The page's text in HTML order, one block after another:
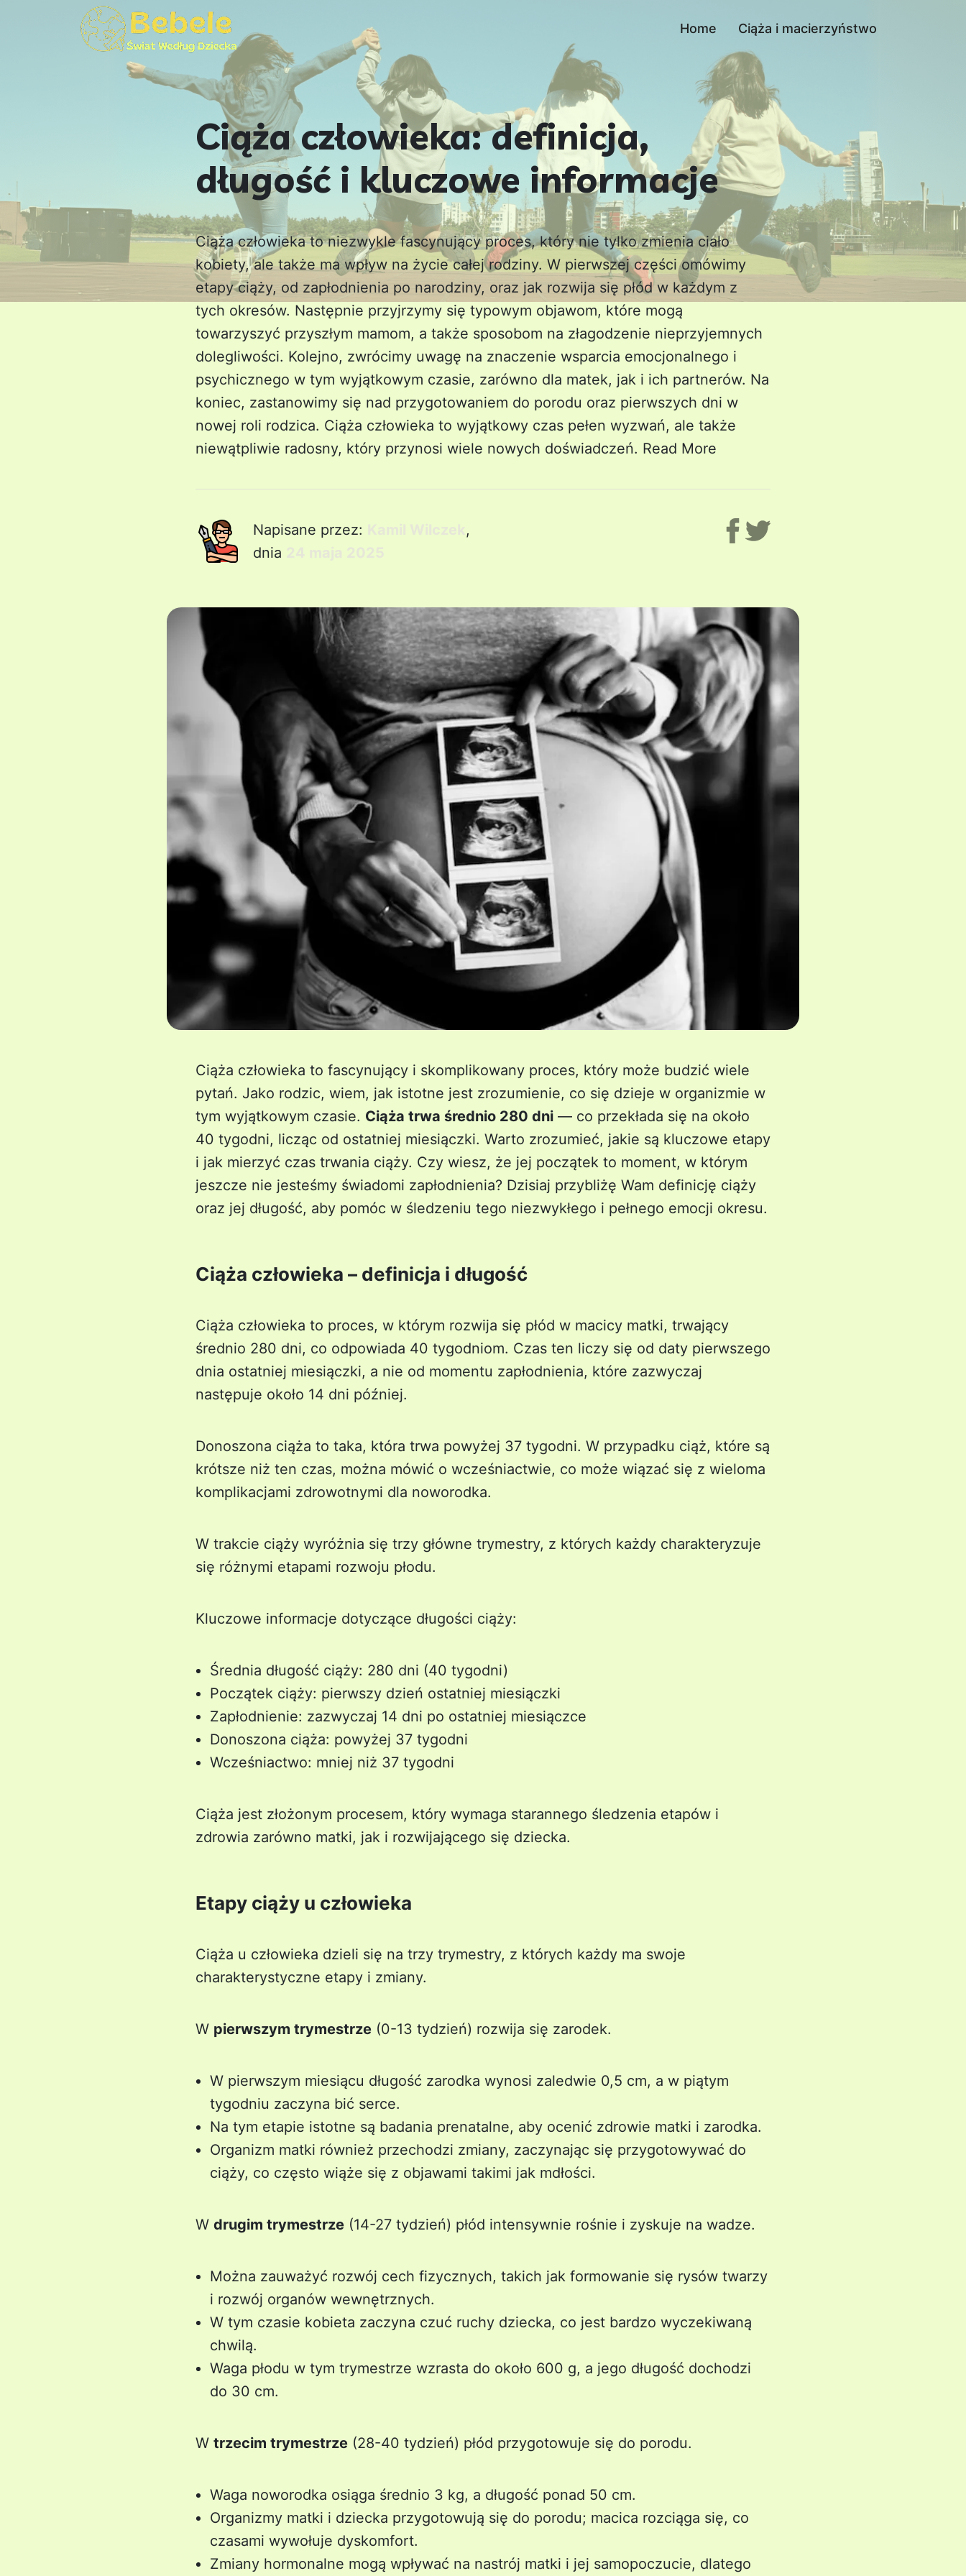
Home Ciąża i macierzyństwo
Ciąża człowieka: definicja,
długość i kluczowe informacje
Ciąża człowieka to niezwykle fascynujący proces, który nie tylko zmienia ciało
kobiety, ale także ma wpływ na życie całej rodziny. W pierwszej części omówimy
etapy ciąży, od zapłodnienia po narodziny, oraz jak rozwija się płód w każdym z
tych okresów. Następnie przyjrzymy się typowym objawom, które mogą
towarzyszyć przyszłym mamom, a także sposobom na złagodzenie nieprzyjemnych
dolegliwości. Kolejno, zwrócimy uwagę na znaczenie wsparcia emocjonalnego i
psychicznego w tym wyjątkowym czasie, zarówno dla matek, jak i ich partnerów. Na
koniec, zastanowimy się nad przygotowaniem do porodu oraz pierwszych dni w
nowej roli rodzica. Ciąża człowieka to wyjątkowy czas pełen wyzwań, ale także
niewątpliwie radosny, który przynosi wiele nowych doświadczeń. Read More
Napisane przez:
,
dnia
Ciąża człowieka to fascynujący i skomplikowany proces, który może budzić wiele
pytań. Jako rodzic, wiem, jak istotne jest zrozumienie, co się dzieje w organizmie w
tym wyjątkowym czasie. Ciąża trwa średnio 280 dni — co przekłada się na około
40 tygodni, licząc od ostatniej miesiączki. Warto zrozumieć, jakie są kluczowe etapy
i jak mierzyć czas trwania ciąży. Czy wiesz, że jej początek to moment, w którym
jeszcze nie jesteśmy świadomi zapłodnienia? Dzisiaj przybliżę Wam definicję ciąży
oraz jej długość, aby pomóc w śledzeniu tego niezwykłego i pełnego emocji okresu.
Ciąża człowieka – definicja i długość
Ciąża człowieka to proces, w którym rozwija się płód w macicy matki, trwający
średnio 280 dni, co odpowiada 40 tygodniom. Czas ten liczy się od daty pierwszego
dnia ostatniej miesiączki, a nie od momentu zapłodnienia, które zazwyczaj
następuje około 14 dni później.
Donoszona ciąża to taka, która trwa powyżej 37 tygodni. W przypadku ciąż, które są
krótsze niż ten czas, można mówić o wcześniactwie, co może wiązać się z wieloma
komplikacjami zdrowotnymi dla noworodka.
W trakcie ciąży wyróżnia się trzy główne trymestry, z których każdy charakteryzuje
się różnymi etapami rozwoju płodu.
Kluczowe informacje dotyczące długości ciąży:
Średnia długość ciąży: 280 dni (40 tygodni)
Początek ciąży: pierwszy dzień ostatniej miesiączki
Zapłodnienie: zazwyczaj 14 dni po ostatniej miesiączce
Donoszona ciąża: powyżej 37 tygodni
Wcześniactwo: mniej niż 37 tygodni
Ciąża jest złożonym procesem, który wymaga starannego śledzenia etapów i
zdrowia zarówno matki, jak i rozwijającego się dziecka.
Etapy ciąży u człowieka
Ciąża u człowieka dzieli się na trzy trymestry, z których każdy ma swoje
charakterystyczne etapy i zmiany.
W pierwszym trymestrze (0-13 tydzień) rozwija się zarodek.
W pierwszym miesiącu długość zarodka wynosi zaledwie 0,5 cm, a w piątym
tygodniu zaczyna bić serce.
Na tym etapie istotne są badania prenatalne, aby ocenić zdrowie matki i zarodka.
Organizm matki również przechodzi zmiany, zaczynając się przygotowywać do
ciąży, co często wiąże się z objawami takimi jak mdłości.
W drugim trymestrze (14-27 tydzień) płód intensywnie rośnie i zyskuje na wadze.
Można zauważyć rozwój cech fizycznych, takich jak formowanie się rysów twarzy
i rozwój organów wewnętrznych.
W tym czasie kobieta zaczyna czuć ruchy dziecka, co jest bardzo wyczekiwaną
chwilą.
Waga płodu w tym trymestrze wzrasta do około 600 g, a jego długość dochodzi
do 30 cm.
W trzecim trymestrze (28-40 tydzień) płód przygotowuje się do porodu.
Waga noworodka osiąga średnio 3 kg, a długość ponad 50 cm.
Organizmy matki i dziecka przygotowują się do porodu; macica rozciąga się, co
czasami wywołuje dyskomfort.
Zmiany hormonalne mogą wpływać na nastrój matki i jej samopoczucie, dlatego